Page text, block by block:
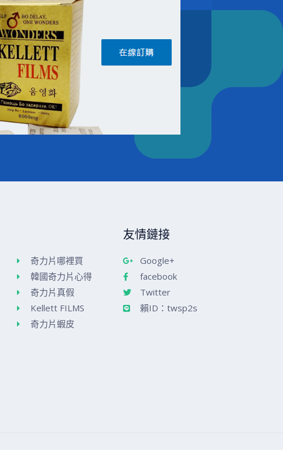
奇力片哪裡買
韓國奇力片心得
奇力片真假
Kellett FILMS
奇力片蝦皮
友情鏈接
Google+
facebook
Twitter
賴ID：twsp2s